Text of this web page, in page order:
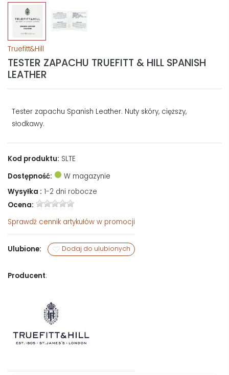
Truefitt&Hill
TESTER ZAPACHU TRUEFITT & HILL SPANISH
LEATHER
Tester zapachu Spanish Leather. Nuty skóry, cięższy,
słodkawy.
Kod produktu: SLTE
Dostępność:
W magazynie
Wysyłka : 1-2 dni robocze
Ocena:
Sprawdź cennik artykułów w promocji
Ulubione: Dodaj do ulubionych
Producent: